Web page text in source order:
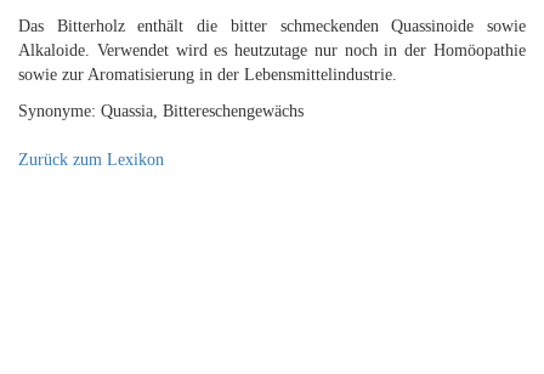
Das Bitterholz enthält die bitter schmeckenden Quassinoide sowie
Alkaloide. Verwendet wird es heutzutage nur noch in der Homöopathie
sowie zur Aromatisierung in der Lebensmittelindustrie.
Synonyme: Quassia, Bittereschengewächs
Zurück zum Lexikon